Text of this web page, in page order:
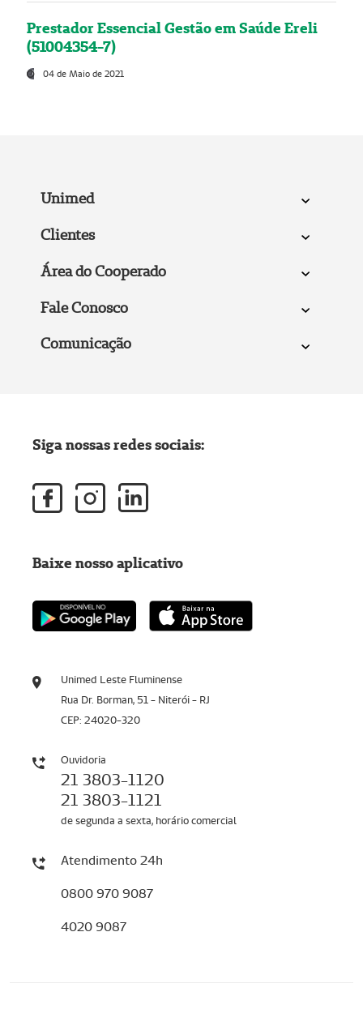
Prestador Essencial Gestão em Saúde Ereli
(51004354-7)
04 de Maio de 2021
Unimed
Clientes
Área do Cooperado
Fale Conosco
Comunicação
Unimed Leste Fluminense
Rua Dr. Borman, 51 - Niterói - RJ
CEP: 24020-320
Ouvidoria
21 3803-1120
21 3803-1121
de segunda a sexta, horário comercial
Atendimento 24h
0800 970 9087
4020 9087
Siga nossas redes sociais:
Baixe nosso aplicativo